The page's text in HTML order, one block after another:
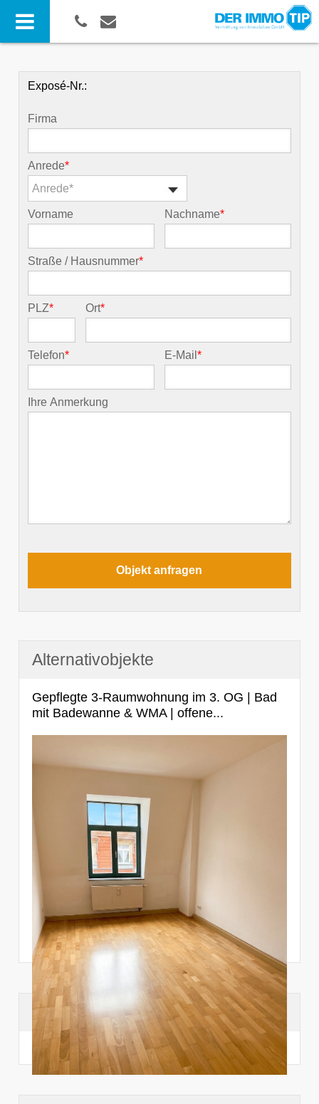
Exposé-Nr.:
Firma
Anrede*
Anrede*
Vorname Nachname*
Straße / Hausnummer*
PLZ* Ort*
Telefon* E-Mail*
Ihre Anmerkung
Alternativobjekte
Gepflegte 3-Raumwohnung im 3. OG | Bad
mit Badewanne & WMA | offene...
Suchhistorie
noch nichts angesehen